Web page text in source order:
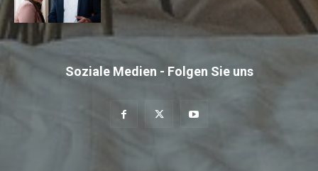
Soziale Medien - Folgen Sie uns